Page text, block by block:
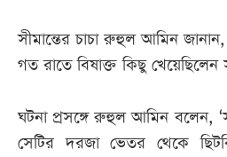
সীমান্তের চাচা রুহুল আমিন
গত রাতে বিষাক্ত কিছু খেয়েছিলেন
ঘটনা প্রসঙ্গে রুহুল আমিন বলেন,
সেটির দরজা ভেতর থেকে